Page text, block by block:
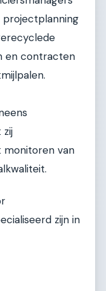
projectplanning
en contracten
zij
monitoren van
zijn in